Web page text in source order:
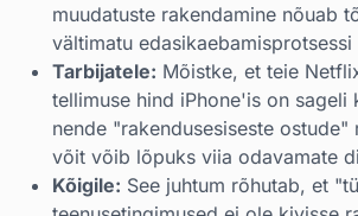
muudatuste rakendamine nõuab
vältimatu edasikaebamisprotsessi
Tarbijatele: Mõistke, et teie
tellimuse hind iPhone'is on sageli
nende "rakendusesiseste ostude"
võit võib lõpuks viia odavamate
Kõigile: See juhtum rõhutab, et